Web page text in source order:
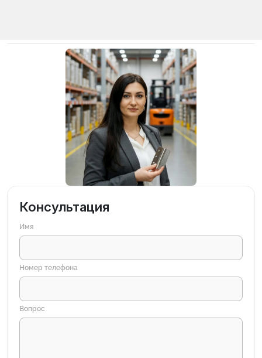
Консультация
Имя
Номер телефона
Вопрос